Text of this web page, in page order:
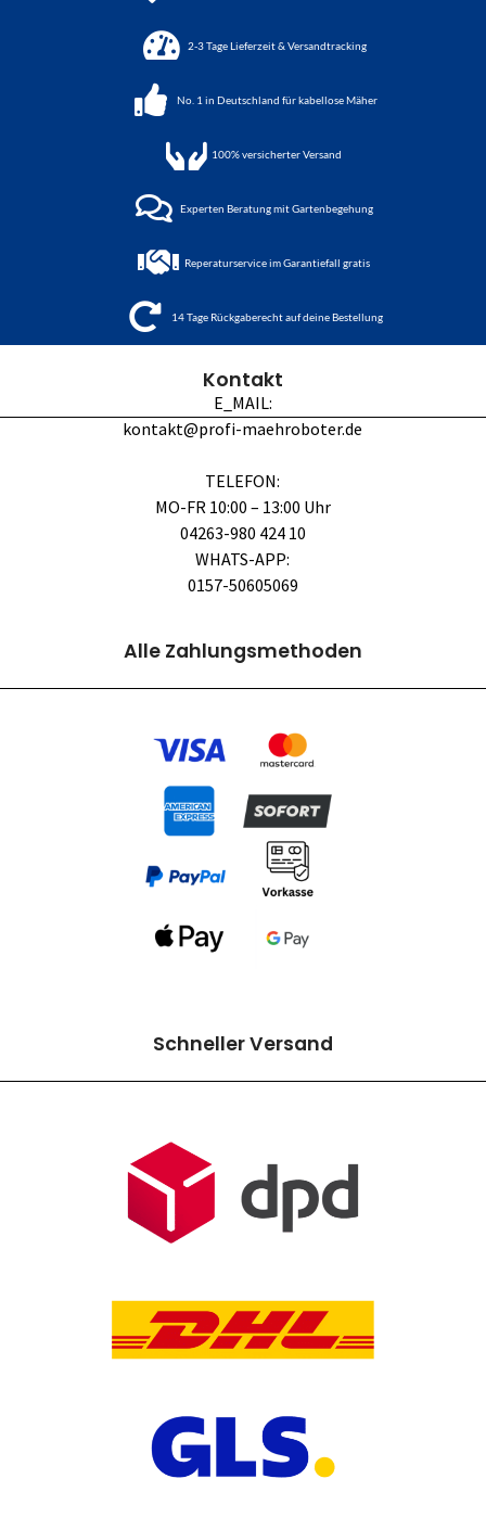
2-3 Tage Lieferzeit & Versandtracking
No. 1 in Deutschland für kabellose Mäher
100%versicherter Versand
Experten Beratung mit Gartenbegehung
Reperaturservice im Garantiefall gratis
14 Tage Rückgaberecht auf deine Bestellung
Kontakt
E_MAIL:
kontakt@profi-maehroboter.de
TELEFON:
MO-FR 10:00 – 13:00 Uhr
04263-980 424 10
WHATS-APP:
0157-50605069
Alle Zahlungsmethoden
Schneller Versand